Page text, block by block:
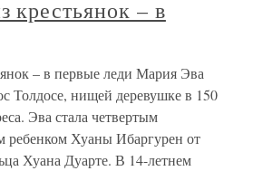
крестьянок – в
– в первые леди Мария Эва
Толдосе, нищей деревушке в 150
Эва стала четвертым
ребенком Хуаны Ибаргурен от
Хуана Дуарте. В 14-летнем